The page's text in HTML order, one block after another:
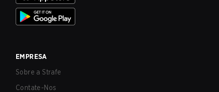
EMPRESA
Sobre a Strafe
Contate-Nos